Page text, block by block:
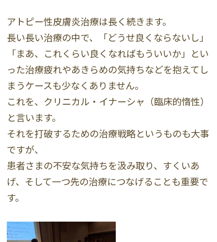
アトピー性皮膚炎治療は長く続きます。
長い長い治療の中で、「どうせ良くならないし」
「まあ、これくらい良くなればもういいか」とい
った治療疲れやあきらめの気持ちなどを抱えてし
まうケースも少なくありません。
これを、クリニカル・イナーシャ（臨床的惰性）
と言います。
それを打破するための治療戦略というものも大事
ですが、
患者さまの不安な気持ちを汲み取り、すくいあ
げ、そして一つ先の治療につなげることも重要で
す。